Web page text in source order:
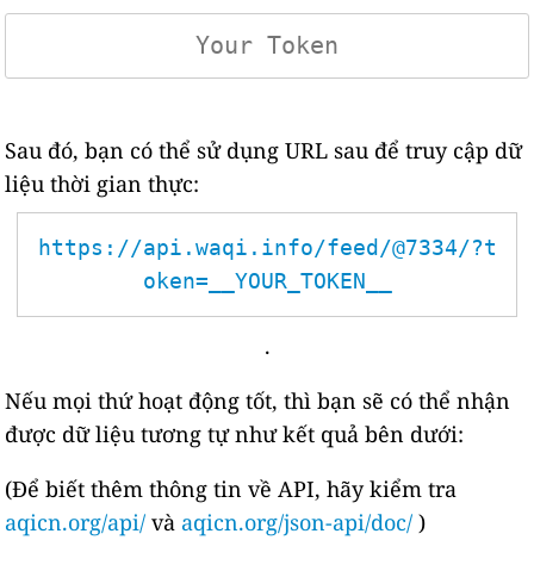
Sau đó, bạn có thể sử dụng URL sau để truy cập dữ
liệu thời gian thực:
https://api.waqi.info/feed/@7334/?t
oken=__YOUR_TOKEN__
.
Nếu mọi thứ hoạt động tốt, thì bạn sẽ có thể nhận
được dữ liệu tương tự như kết quả bên dưới:
(Để biết thêm thông tin về API, hãy kiểm tra
aqicn.org/api/ và aqicn.org/json-api/doc/ )